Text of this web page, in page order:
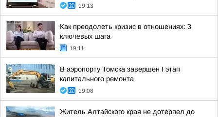
19:13
Как преодолеть кризис в отношениях: 3
ключевых шага
19:11
В аэропорту Томска завершен I этап
капитального ремонта
19:08
Житель Алтайского края не дотерпел до